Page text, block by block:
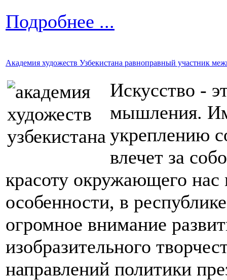
Подробнее ...
Академия художеств Узбекистана равноправный участник
Искусство -
мышления.
укреплению
влечет за
красоту окружающего
особенности, в
огромное внимание
изобразительного
направлений политики